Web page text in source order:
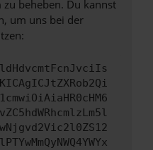
beheben. Du kannst
um uns bei der